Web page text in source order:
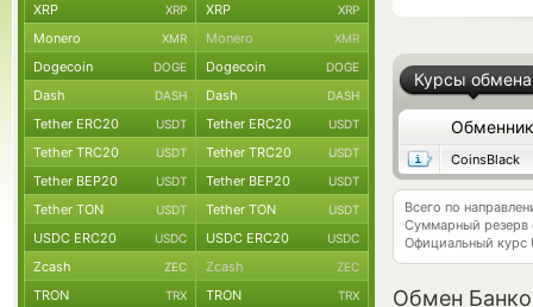
Курсы обмена
Обменник
CoinsBlack
Всего по
Суммарный резерв
Официальный курс
Обмен
XRP XRP XRP XRP
Monero XMR Monero XMR
Dogecoin DOGE Dogecoin DOGE
Dash DASH Dash DASH
Tether ERC20 USDT Tether ERC20 USDT
Tether TRC20 USDT Tether TRC20 USDT
Tether BEP20 USDT Tether BEP20 USDT
Tether TON USDT Tether TON USDT
USDC ERC20 USDC USDC ERC20 USDC
Zcash ZEC Zcash ZEC
TRON TRX TRON TRX